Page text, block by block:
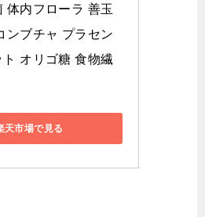
体内フローラ 善玉
ンブチャ プラセン
ト オリゴ糖 食物繊
天市場で見る